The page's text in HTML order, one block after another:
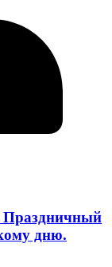
Праздничный
дню.